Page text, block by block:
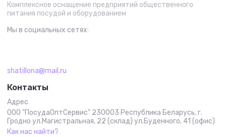
Комплексное оснащение предприятий общественного
питания посудой и оборудованием
Мы в социальных сетях:
shatillona@mail.ru
Контакты
Адрес
ООО "ПосудаОптСервис" 230003 Республика Беларусь, г.
Гродно ул.Магистральная, 22 (склад) ул.Буденного, 41 (офис)
Как нас найти?